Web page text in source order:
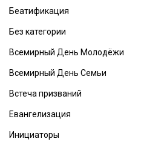
Беатификация
Без категории
Всемирный День Молодёжи
Всемирный День Семьи
Встеча призваний
Евангелизация
Инициаторы